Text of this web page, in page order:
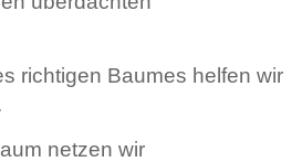
richtigen Baumes helfen wir
netzen wir